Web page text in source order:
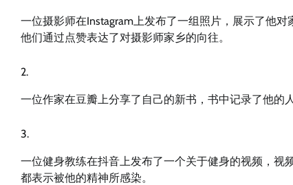
一位摄影师在Instagram上发布了一组照片，展示了他
他们通过点赞表达了对摄影师家乡的向往。
一位作家在豆瓣上分享了自己的新书，书中记录了他的
一位健身教练在抖音上发布了一个关于健身的视频，视
都表示被他的精神所感染。